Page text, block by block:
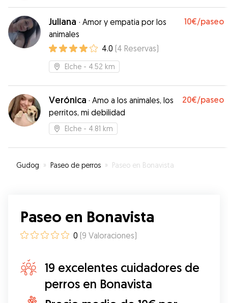
Juliana · Amor y empatia por los
animales
10€/paseo
4.0 (4 Reservas)
Elche - 4.52 km
Verónica · Amo a los animales, los
perritos, mi debilidad
20€/paseo
Elche - 4.81 km
Gudog » Paseo de perros » Paseo en Bonavista
Paseo en Bonavista
0 (9 Valoraciones)
19 excelentes cuidadores de
perros en Bonavista